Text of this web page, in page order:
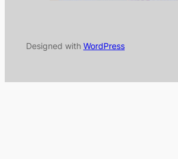
Designed with WordPress